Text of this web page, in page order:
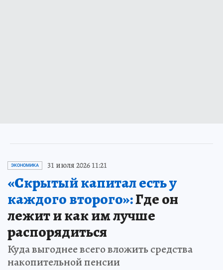
ЭКОНОМИКА 31 июля 2026 11:21
«Скрытый капитал есть у
каждого второго»:Где он
лежит и как им лучше
распорядиться
Куда выгоднее всего вложить средства
накопительной пенсии